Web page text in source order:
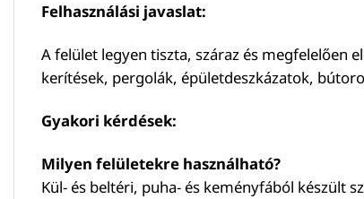
Felhasználási javaslat:
A felület legyen tiszta, száraz és megfelelően
kerítések, pergolák, épületdeszkázatok,
Gyakori kérdések:
Milyen felületekre használható?
Kül- és beltéri, puha- és keményfából készült